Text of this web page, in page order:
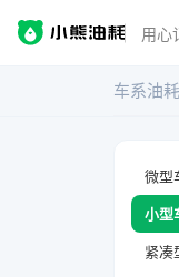
用心
车系油
微型
小型
紧凑